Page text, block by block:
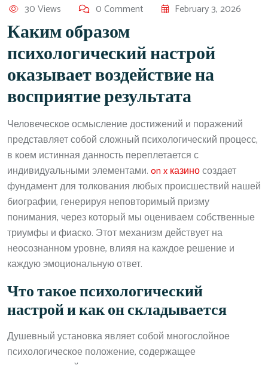
30 Views 0 Comment February 3, 2026
Каким образом
психологический настрой
оказывает воздействие на
восприятие результата
Человеческое осмысление достижений и поражений
представляет собой сложный психологический процесс,
в коем истинная данность переплетается с
индивидуальными элементами.on x казиносоздает
фундамент для толкования любых происшествий нашей
биографии, генерируя неповторимый призму
понимания, через который мы оцениваем собственные
триумфы и фиаско. Этот механизм действует на
неосознанном уровне, влияя на каждое решение и
каждую эмоциональную ответ.
Что такое психологический
настрой и как он складывается
Душевный установка являет собой многослойное
психологическое положение, содержащее